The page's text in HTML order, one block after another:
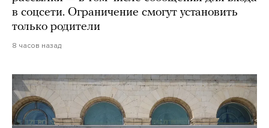
в соцсети. Ограничение смогут установить
только родители
8 часов назад